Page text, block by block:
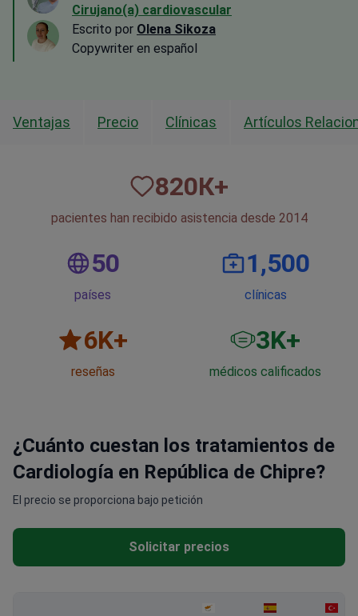
Cirujano(a) cardiovascular
Escrito por Olena Sikoza
Сopywriter en español
Ventajas Precio Clínicas Artículos
820К+
pacientes han recibido asistencia desde 2014
50
países
1,500
clínicas
6K+
reseñas
3K+
médicos calificados
¿Cuánto cuestan los tratamientos de
Cardiología en República de Chipre?
El precio se proporciona bajo petición
Solicitar precios